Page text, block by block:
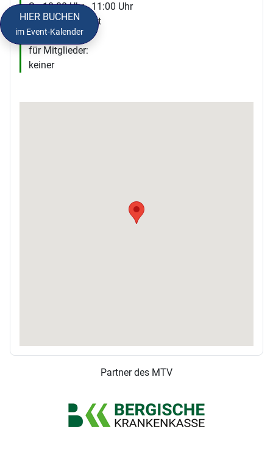
Sa 10:00 Uhr - 11:00 Uhr
Einstieg jederzeit
Zusatzbeitrag
für Mitglieder:
keiner
Partner des MTV
HIER BUCHEN
im Event-Kalender